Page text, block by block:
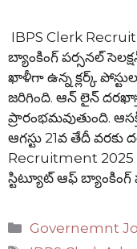
IBPS Clerk
బ్యాంకింగ్ పర్సనల్
ఖాళీగా ఉన్న క్లర్క్
జరిగింది. ఆన్ లైన్
ప్రారంభమవుతుంది.
ఆగస్టు 21వ తేదీ వరకు
Recruitment
స్టిట్యూట్ ఆఫ్ బ్యాంకింగ్
Categories
Governemnt